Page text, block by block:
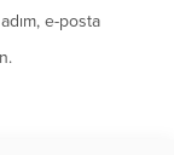
e-posta